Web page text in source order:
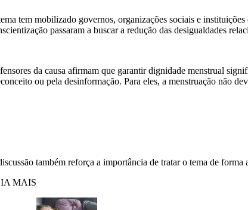
tem mobilizado governos, organizações sociais e
passaram a buscar a redução das desigualdades
da causa afirmam que garantir dignidade menstrual
ou pela desinformação. Para eles, a menstruação não
também reforça a importância de tratar o tema de
MAIS